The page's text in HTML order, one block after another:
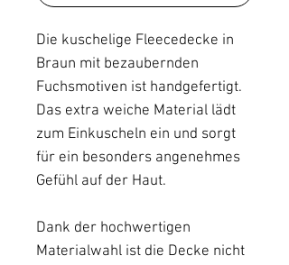
Die kuschelige Fleecedecke in
Braun mit bezaubernden
Fuchsmotiven ist handgefertigt.
Das extra weiche Material lädt
zum Einkuscheln ein und sorgt
für ein besonders angenehmes
Gefühl auf der Haut.
Dank der hochwertigen
Materialwahl ist die Decke nicht